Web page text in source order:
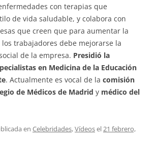
con terapias que
de vida saludable, y colabora con
que creen que para aumentar la
trabajadores debe mejorarse la
de la empresa. Presidió la
en Medicina de la Educación
. Actualmente es vocal de la comisión
de Médicos de Madrid y médico del
en Celebridades,Vídeosel21 febrero,